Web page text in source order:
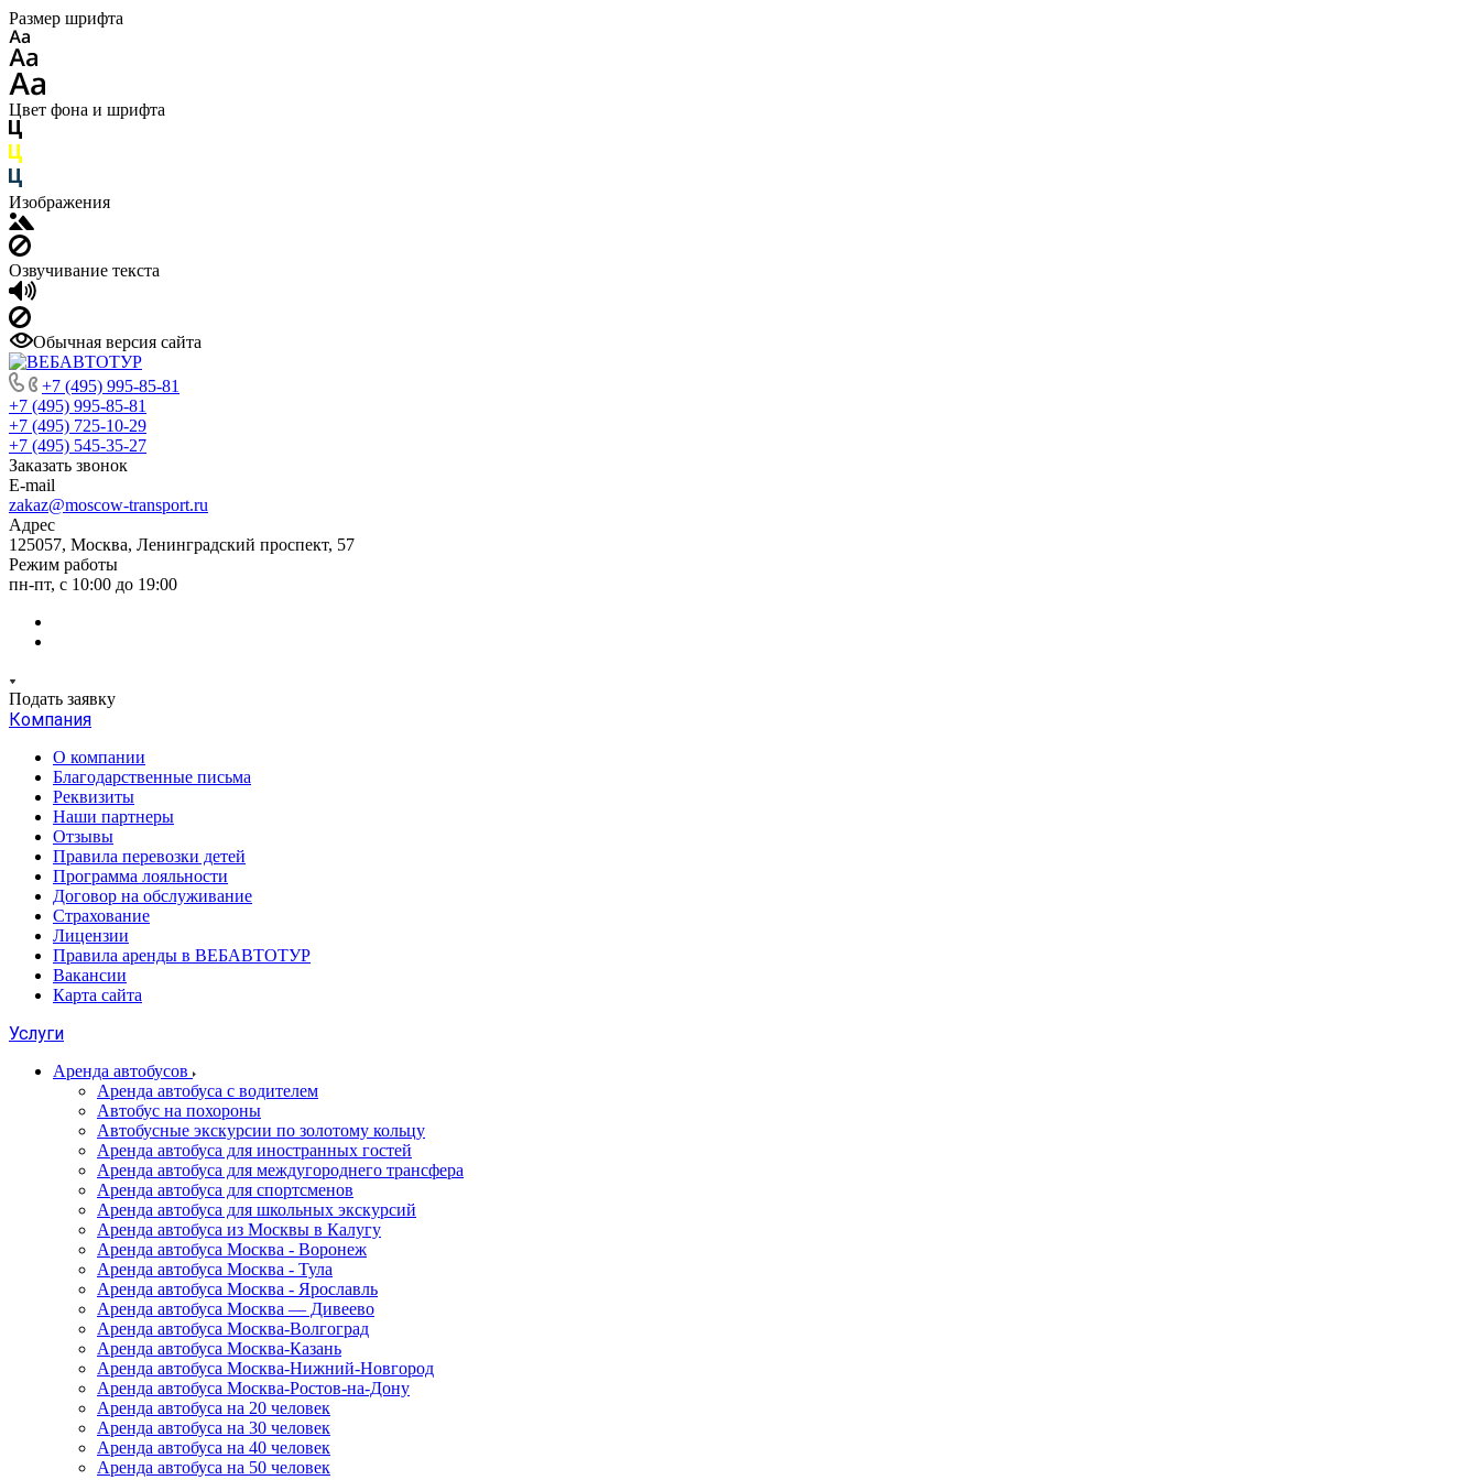
Размер шрифта
Цвет фона и шрифта
Изображения
Озвучивание текста
Обычная версия сайта
+7 (495) 995-85-81
+7 (495) 995-85-81
+7 (495) 725-10-29
+7 (495) 545-35-27
Заказать звонок
E-mail
zakaz@moscow-transport.ru
Адрес
125057, Москва, Ленинградский проспект, 57
Режим работы
пн-пт, с 10:00 до 19:00
Подать заявку
Компания
О компании
Благодарственные письма
Реквизиты
Наши партнеры
Отзывы
Правила перевозки детей
Программа лояльности
Договор на обслуживание
Страхование
Лицензии
Правила аренды в ВЕБАВТОТУР
Вакансии
Карта сайта
Услуги
Аренда автобусов
Аренда автобуса с водителем
Автобус на похороны
Автобусные экскурсии по золотому кольцу
Аренда автобуса для иностранных гостей
Аренда автобуса для междугороднего трансфера
Аренда автобуса для спортсменов
Аренда автобуса для школьных экскурсий
Аренда автобуса из Москвы в Калугу
Аренда автобуса Москва - Воронеж
Аренда автобуса Москва - Тула
Аренда автобуса Москва - Ярославль
Аренда автобуса Москва — Дивеево
Аренда автобуса Москва-Волгоград
Аренда автобуса Москва-Казань
Аренда автобуса Москва-Нижний-Новгород
Аренда автобуса Москва-Ростов-на-Дону
Аренда автобуса на 20 человек
Аренда автобуса на 30 человек
Аренда автобуса на 40 человек
Аренда автобуса на 50 человек